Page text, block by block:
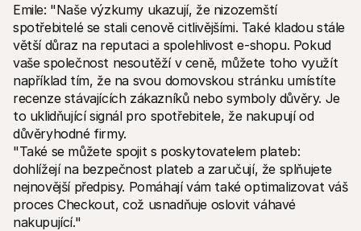
Emile: "Naše výzkumy ukazují, že nizozemští
spotřebitelé se stali cenově citlivějšími. Také kladou stále
větší důraz na reputaci a spolehlivost e-shopu. Pokud
vaše společnost nesoutěží v ceně, můžete toho využít
například tím, že na svou domovskou stránku umístíte
recenze stávajících zákazníků nebo symboly důvěry. Je
to uklidňující signál pro spotřebitele, že nakupují od
důvěryhodné firmy.
"Také se můžete spojit s poskytovatelem plateb:
dohlížejí na bezpečnost plateb a zaručují, že splňujete
nejnovější předpisy. Pomáhají vám také optimalizovat váš
proces Checkout, což usnadňuje oslovit váhavé
nakupující."